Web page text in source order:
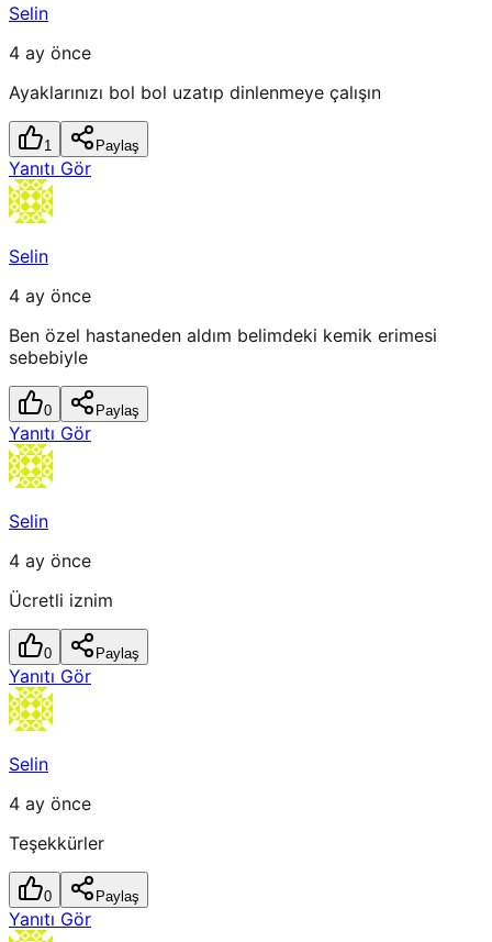
Selin
4 ay önce
Ayaklarınızı bol bol uzatıp dinlenmeye çalışın
1 Paylaş
Yanıtı Gör
Selin
4 ay önce
Ben özel hastaneden aldım belimdeki kemik erimesi
sebebiyle
0 Paylaş
Yanıtı Gör
Selin
4 ay önce
Ücretli iznim
0 Paylaş
Yanıtı Gör
Selin
4 ay önce
Teşekkürler
0 Paylaş
Yanıtı Gör